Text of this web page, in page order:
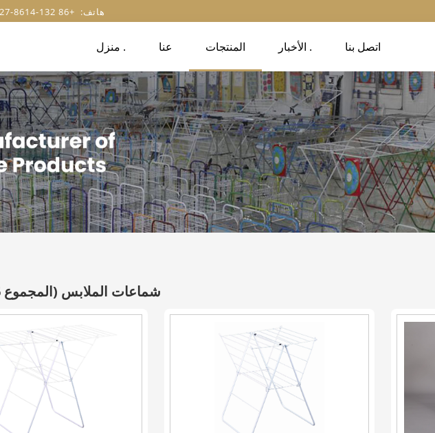
هاتف: +86 132-8614-4327
منزل . عنا المنتجات الأخبار . اتصل بنا
شماعات الملابس (المجموع 36 منتجات)